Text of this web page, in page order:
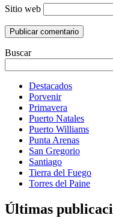
Sitio web
Buscar
Destacados
Porvenir
Primavera
Puerto Natales
Puerto Williams
Punta Arenas
San Gregorio
Santiago
Tierra del Fuego
Torres del Paine
Últimas